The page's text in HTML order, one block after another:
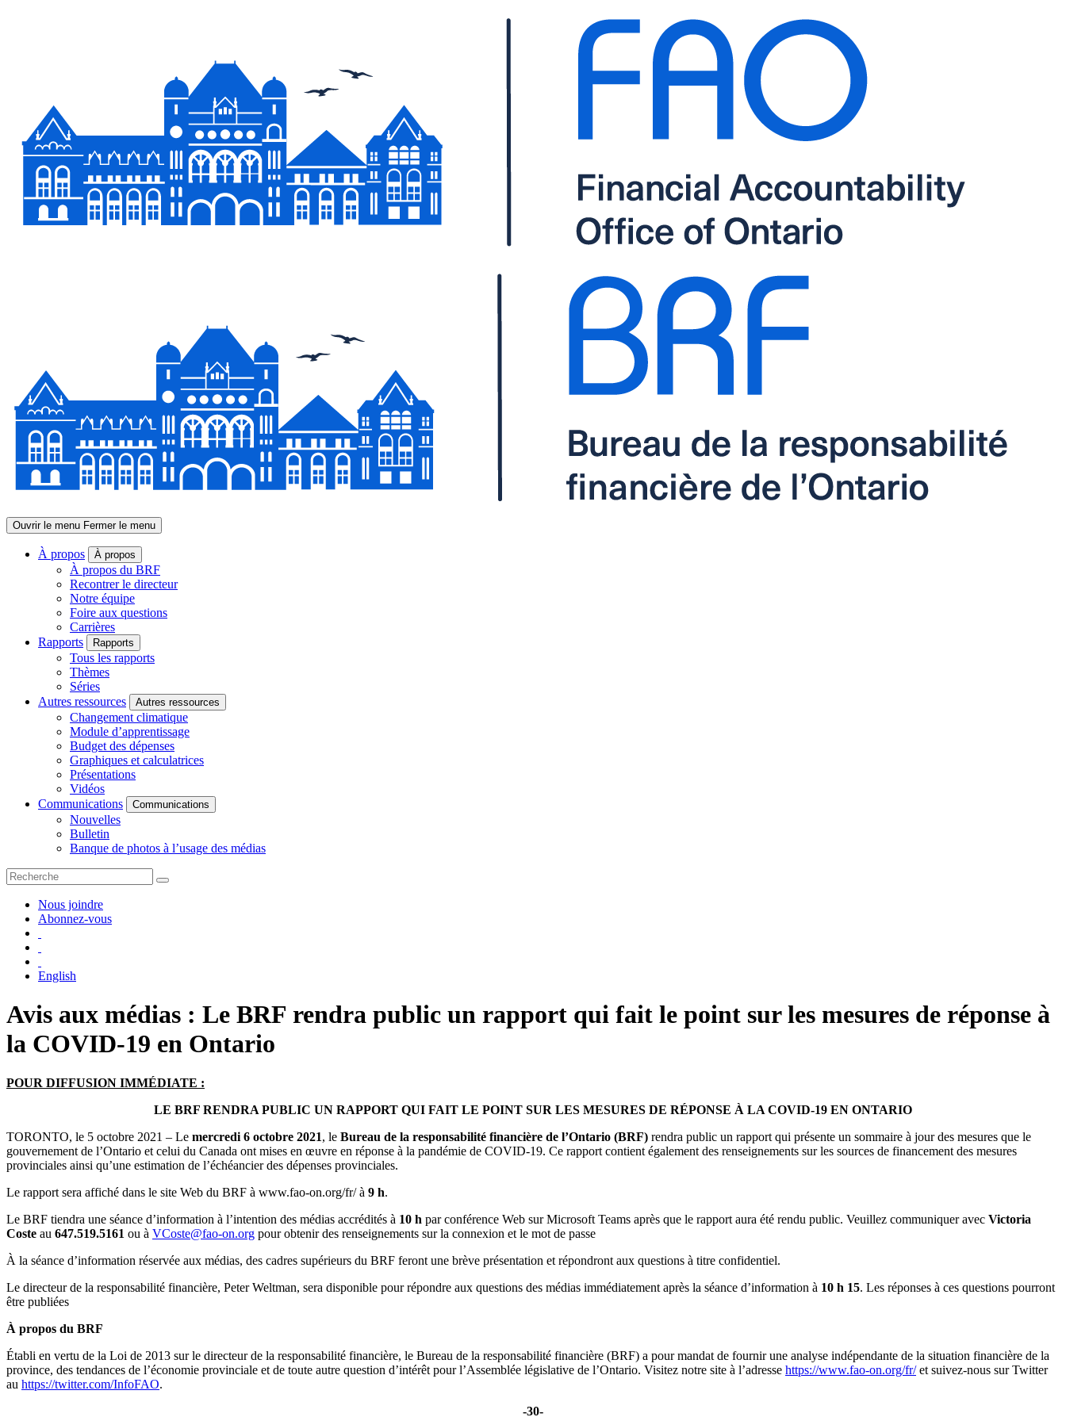
Ouvrir le menu Fermer le menu
À propos À propos
À propos du BRF
Recontrer le directeur
Notre équipe
Foire aux questions
Carrières
Rapports
Rapports
Tous les rapports
Thèmes
Séries
Autres ressources
Autres ressources
Changement climatique
Module d’apprentissage
Budget des dépenses
Graphiques et calculatrices
Présentations
Vidéos
Communications
Communications
Nouvelles
Bulletin
Banque de photos à l’usage des médias
Nous joindre
Abonnez-vous
English
Avis aux médias : Le BRF rendra public un rapport qui fait le point sur les mesures de réponse à
la COVID-19 en Ontario
POUR DIFFUSION IMMÉDIATE :
LE BRF RENDRA PUBLIC UN RAPPORT QUI FAIT LE POINT SUR LES MESURES DE RÉPONSE À LA COVID-19 EN ONTARIO
TORONTO, le 5 octobre 2021 – Le mercredi 6 octobre 2021, le Bureau de la responsabilité financière de l’Ontario (BRF) rendra public un rapport qui présente un sommaire à jour des mesures que le
gouvernement de l’Ontario et celui du Canada ont mises en œuvre en réponse à la pandémie de COVID-19. Ce rapport contient également des renseignements sur les sources de financement des mesures
provinciales ainsi qu’une estimation de l’échéancier des dépenses provinciales.
Le rapport sera affiché dans le site Web du BRF à www.fao-on.org/fr/ à 9 h.
Le BRF tiendra une séance d’information à l’intention des médias accrédités à 10 h par conférence Web sur Microsoft Teams après que le rapport aura été rendu public. Veuillez communiquer avec Victoria
Coste au 647.519.5161 ou à VCoste@fao-on.org pour obtenir des renseignements sur la connexion et le mot de passe
À la séance d’information réservée aux médias, des cadres supérieurs du BRF feront une brève présentation et répondront aux questions à titre confidentiel.
Le directeur de la responsabilité financière, Peter Weltman, sera disponible pour répondre aux questions des médias immédiatement après la séance d’information à 10 h 15. Les réponses à ces questions pourront
être publiées
À propos du BRF
Établi en vertu de la Loi de 2013 sur le directeur de la responsabilité financière, le Bureau de la responsabilité financière (BRF) a pour mandat de fournir une analyse indépendante de la situation financière de la
province, des tendances de l’économie provinciale et de toute autre question d’intérêt pour l’Assemblée législative de l’Ontario. Visitez notre site à l’adresse https://www.fao-on.org/fr/et suivez-nous sur Twitter
au https://twitter.com/InfoFAO.
-30-